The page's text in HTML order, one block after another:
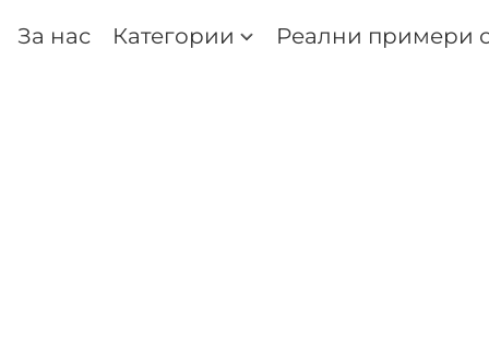
За нас Категории Реални примери